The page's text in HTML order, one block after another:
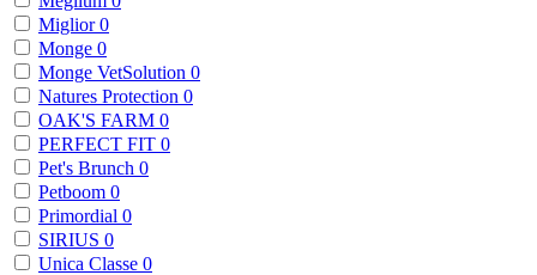
Miglior0
Monge 0
Monge VetSolution 0
Natures Protection 0
OAK'S FARM 0
PERFECT FIT 0
Pet's Brunch 0
Petboom 0
Primordial 0
SIRIUS 0
Unica Classe 0